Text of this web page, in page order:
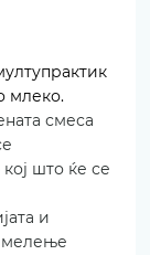
млеко.
смеса
што ќе се
и
мелење